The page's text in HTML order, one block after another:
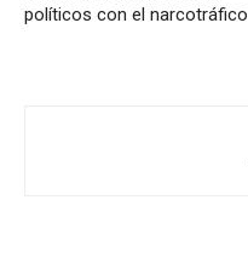
políticos con el narcotráfico